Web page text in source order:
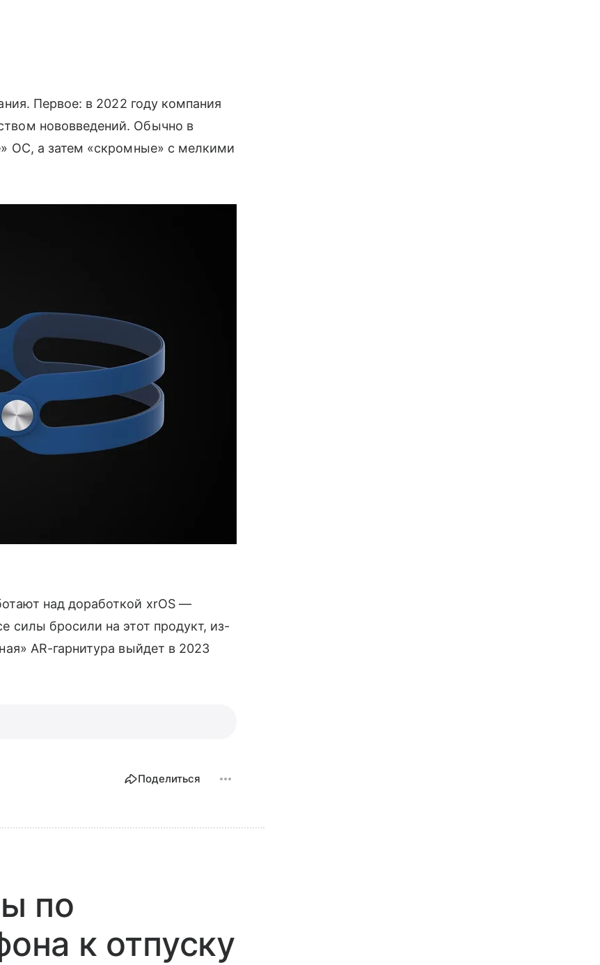
Первое: в 2022 году компания
нововведений. Обычно в
ОС, а затем «скромные» с мелкими
над доработкой xrOS —
силы бросили на этот продукт, из-
AR-гарнитура выйдет в 2023
Поделиться
по
к отпуску